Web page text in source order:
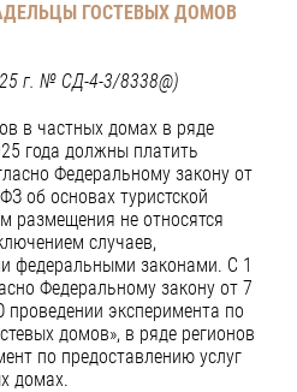
ГОСТЕВЫХ ДОМОВ
г. № СД-4-3/8338@)
в частных домах в ряде
года должны платить
Федеральному закону от
об основах туристской
размещения не относятся
случаев,
федеральными законами. С 1
Федеральному закону от 7
эксперимента по
домов», в ряде регионов
по предоставлению услуг
домах.